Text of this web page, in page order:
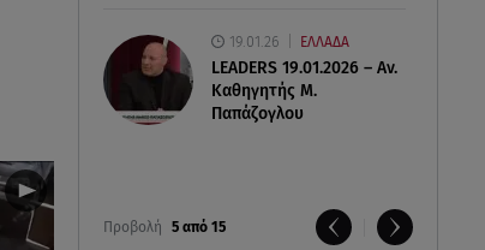
19.01.26 ΕΛΛΑΔΑ
LEADERS 19.01.2026 – Αν.
Καθηγητής Μ.
Παπάζογλου
Προβολή 5 από 15